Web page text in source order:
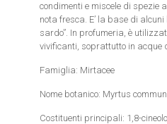
condimenti e miscele di spezie
nota fresca. E’ la base di
sardo”. In profumeria, è
vivificanti, soprattutto in acque
Famiglia: Mirtacee
Nome botanico: Myrtus
Costituenti principali: 1,8-